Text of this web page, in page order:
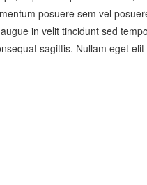
posuere sem vel
in velit tincidunt sed
sagittis. Nullam eget